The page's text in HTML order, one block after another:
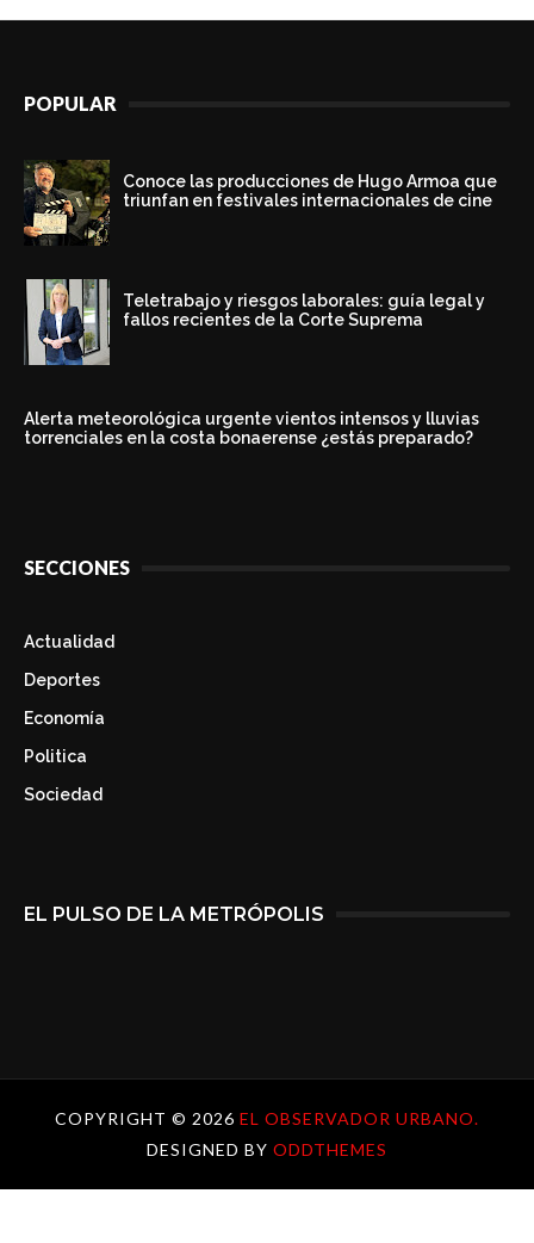
POPULAR
Conoce las producciones de Hugo Armoa que
triunfan en festivales internacionales de cine
Teletrabajo y riesgos laborales: guía legal y
fallos recientes de la Corte Suprema
Alerta meteorológica urgente vientos intensos y lluvias
torrenciales en la costa bonaerense ¿estás preparado?
SECCIONES
Actualidad
Deportes
Economía
Politica
Sociedad
EL PULSO DE LA METRÓPOLIS
COPYRIGHT © 2026 EL OBSERVADOR URBANO.
DESIGNED BY ODDTHEMES